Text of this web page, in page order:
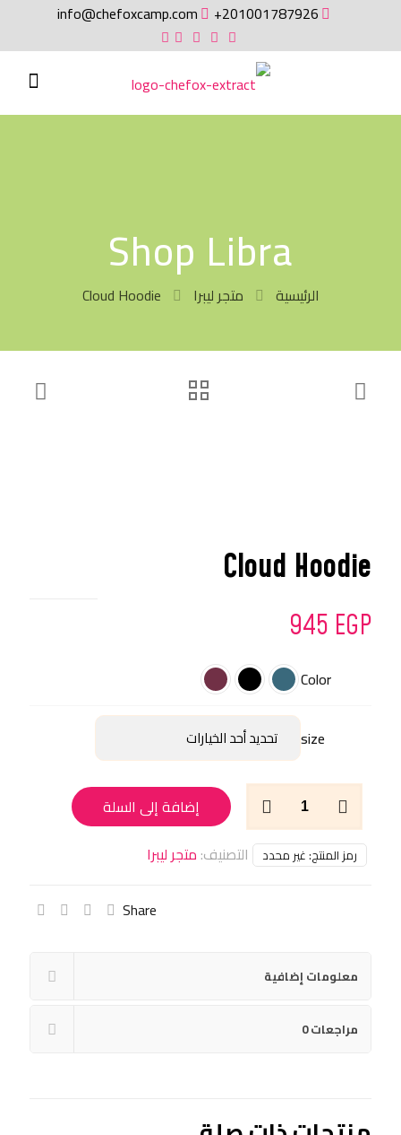
201001787926+
info@chefoxcamp.com
Shop Libra
الرئيسية متجر ليبرا Cloud Hoodie
Cloud Hoodie
945 EGP
Color
size
كمية
Cloud
Hoodie
إضافة إلى السلة
رمز المنتج:غير محدد التصنيف: متجر ليبرا
Share
معلومات إضافية
مراجعات0